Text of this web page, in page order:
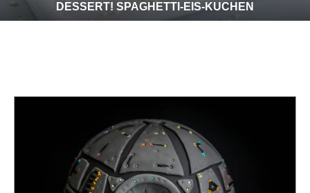
DESSERT! SPAGHETTI-EIS-KUCHEN